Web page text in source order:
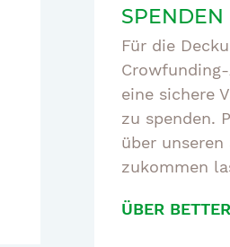
SPENDEN
Für die
eine sichere
zu spenden.
über
zukommen
ÜBER